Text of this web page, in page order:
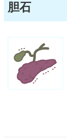
胆石